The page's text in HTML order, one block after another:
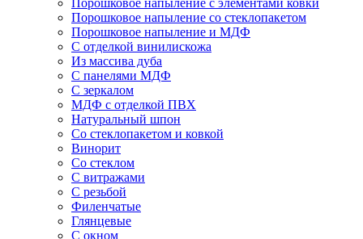
Порошковое напыление со стеклопакетом
Порошковое напыление и МДФ
С отделкой винилискожа
Из массива дуба
С панелями МДФ
С зеркалом
МДФ с отделкой ПВХ
Натуральный шпон
Со стеклопакетом и ковкой
Винорит
Со стеклом
С витражами
С резьбой
Филенчатые
Глянцевые
С окном